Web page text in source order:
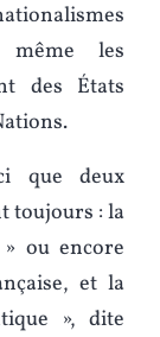
les
des États
que deux
toujours : la
ou encore
et la
», dite